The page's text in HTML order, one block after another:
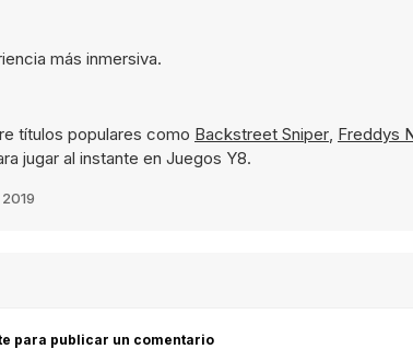
más inmersiva.
títulos populares como Backstreet Sniper, Freddys
jugar al instante en Juegos Y8.
para publicar un comentario